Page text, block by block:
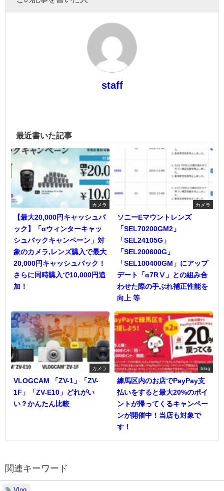
staff
最近書いた記事
カメラ
【最大20,000円キャッシュバ
ック】「αウィンターキャッ
シュバックキャンペーン」対
象のカメラ,レンズ購入で最大
20,000円キャッシュバック！
さらに同時購入で10,000円追
加！
カメラ
ソニーEマウントレンズ
「SEL70200GM2」
「SEL24105G」
「SEL200600G」
「SEL100400GM」にアップ
デート「α7RⅤ」との組み合
わせた際の手ぶれ補正性能を
向上 等
カメラ
VLOGCAM 「ZV-1」「ZV-
1F」「ZV-E10」どれがい
い？かんたん比較
blog
練馬区内のお店でPayPay支
払いをすると最大20%のポイ
ントが帰ってくるキャンペー
ンが開催中！当店も対象で
す！
関連キーワード